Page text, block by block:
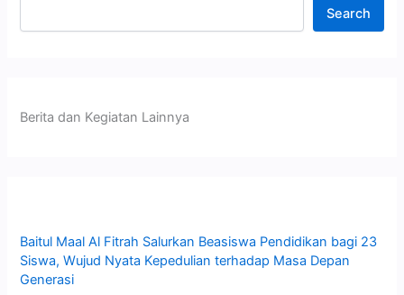
Search
Berita dan Kegiatan Lainnya
Baitul Maal Al Fitrah Salurkan Beasiswa Pendidikan bagi 23
Siswa, Wujud Nyata Kepedulian terhadap Masa Depan
Generasi